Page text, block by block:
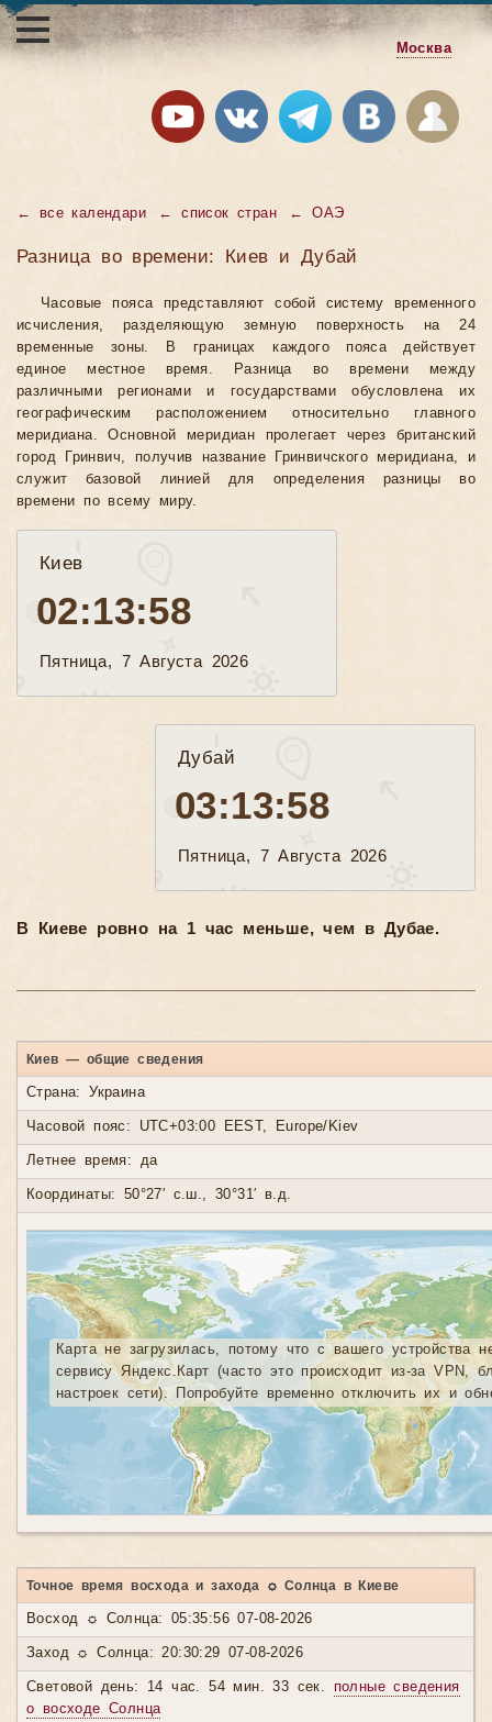
Москва
← все календари ←список стран ←ОАЭ
Разница во времени: Киев и Дубай
Часовые пояса представляют собой систему временного
исчисления, разделяющую земную поверхность на 24
временные зоны. В границах каждого пояса действует
единое местное время. Разница во времени между
различными регионами и государствами обусловлена их
географическим расположением относительно главного
меридиана. Основной меридиан пролегает через британский
город Гринвич, получив название Гринвичского меридиана, и
служит базовой линией для определения разницы во
времени по всему миру.
Киев
02:13:59
Пятница, 7 Августа 2026
Дубай
03:13:59
Пятница, 7 Августа 2026
В Киеве ровно на 1 час меньше, чем в Дубае.
Киев — общие сведения
Страна: Украина
Часовой пояс: UTC+03:00 EEST, Europe/Kiev
Летнее время: да
Координаты: 50°27′ с.ш., 30°31′ в.д.
Карта не загрузилась, потому что с вашего устройства
сервису Яндекс.Карт (часто это происходит из-за VPN,
настроек сети). Попробуйте временно отключить их и
Точное время восхода и захода ☼ Солнца в Киеве
Восход ☼ Солнца: 05:35:56 07-08-2026
Заход ☼ Солнца: 20:30:29 07-08-2026
Световой день: 14 час. 54 мин. 33 сек. полные сведения
о восходе Солнца